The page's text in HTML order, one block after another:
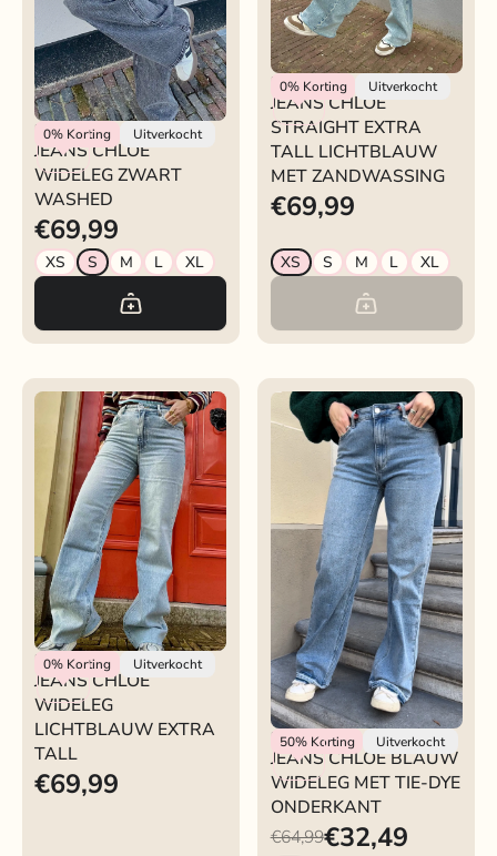
0% Korting Uitverkocht
Rokjeklokje
JEANS CHLOE
WIDELEG ZWART
WASHED
€69,99
XS S M L XL
0%Korting Uitverkocht
Rokjeklokje
JEANS CHLOE
STRAIGHT EXTRA
TALL LICHTBLAUW
MET ZANDWASSING
€69,99
XS S M L XL
0% Korting Uitverkocht
Rokjeklokje
JEANS CHLOÉ
WIDELEG
LICHTBLAUW EXTRA
TALL
€69,99
50%Korting Uitverkocht
Rokjeklokje
JEANS CHLOE BLAUW
WIDELEG MET TIE-DYE
ONDERKANT
€64,99€32,49